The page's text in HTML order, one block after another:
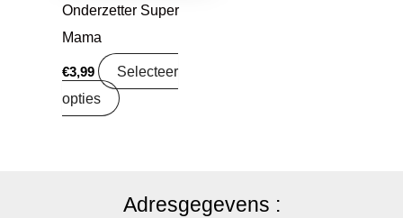
Onderzetter Super
Mama
€3,99
Selecteer
opties
Adresgegevens :